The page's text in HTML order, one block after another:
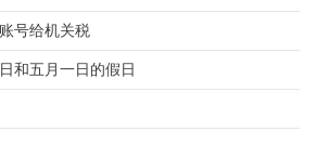
号给机关税
和五月一日的假日